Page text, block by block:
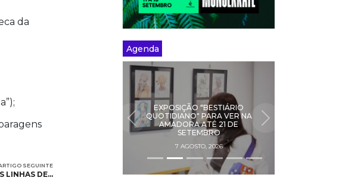
da
SEGUINTE
LINHAS DE…
Agenda
EXPOSIÇÃO "BESTIÁRIO
QUOTIDIANO" PARA VER NA
AMADORA ATÉ 21 DE
SETEMBRO
7 AGOSTO, 2026
PREVIOUS NEXT